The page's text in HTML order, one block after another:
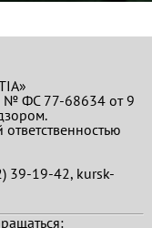
№ ФС 77-68634 от 9
39-19-42, kursk-